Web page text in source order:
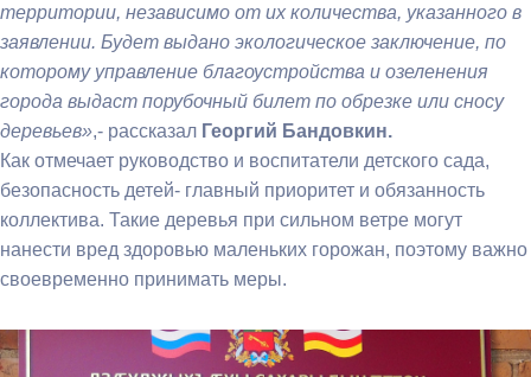
территории, независимо от их количества, указанного в
заявлении. Будет выдано экологическое заключение, по
которому управление благоустройства и озеленения
города выдаст порубочный билет по обрезке или сносу
деревьев»,- рассказал Георгий Бандовкин.
Как отмечает руководство и воспитатели детского сада,
безопасность детей- главный приоритет и обязанность
коллектива. Такие деревья при сильном ветре могут
нанести вред здоровью маленьких горожан, поэтому важно
своевременно принимать меры.